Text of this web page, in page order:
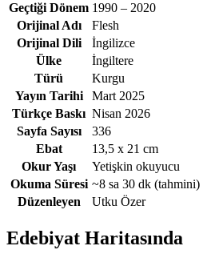
Geçtiği Dönem 1990 – 2020
Orijinal Adı
Flesh
Orijinal Dili
İngilizce
Ülke
İngiltere
Türü
Kurgu
Yayın Tarihi
Mart 2025
Türkçe Baskı Nisan 2026
Sayfa Sayısı
336
Ebat
13,5 x 21 cm
Okur Yaşı
Yetişkin okuyucu
Okuma Süresi ~8 sa 30 dk (tahmini)
Düzenleyen
Utku Özer
Edebiyat Haritasında